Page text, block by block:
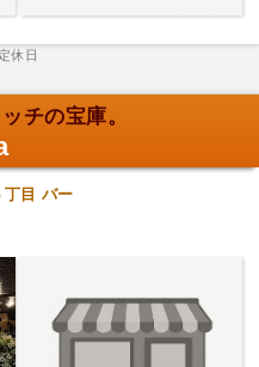
休日
チの宝庫。
目 バー